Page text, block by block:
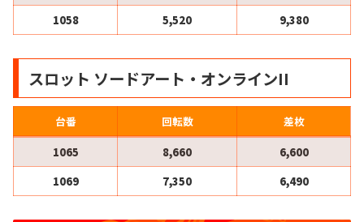
1058
5,520 9,380
スロット ソードアート・オンラインII
台番 回転数
差枚
1065
8,660
6,600
1069
7,350 6,490